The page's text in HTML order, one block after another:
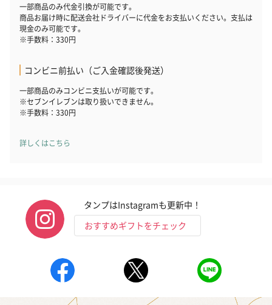
一部商品のみ代金引換が可能です。
商品お届け時に配送会社ドライバーに代金をお支払いください。支払は
現金のみ可能です。
※手数料：330円
コンビニ前払い（ご入金確認後発送）
一部商品のみコンビニ支払いが可能です。
※セブンイレブンは取り扱いできません。
※手数料：330円
詳しくはこちら
タンプはInstagramも更新中！
おすすめギフトをチェック